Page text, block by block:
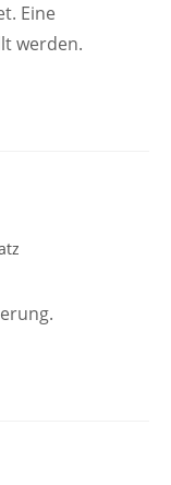
Eine
werden.